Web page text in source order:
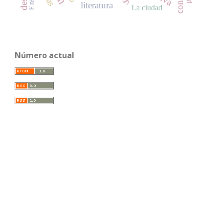
literatura La ciudad
Número actual